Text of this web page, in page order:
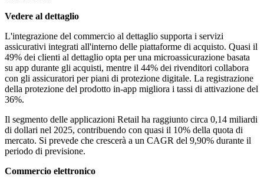
Vedere al dettaglio
L'integrazione del commercio al dettaglio supporta i servizi
assicurativi integrati all'interno delle piattaforme di acquisto. Quasi il
49% dei clienti al dettaglio opta per una microassicurazione basata
su app durante gli acquisti, mentre il 44% dei rivenditori collabora
con gli assicuratori per piani di protezione digitale. La registrazione
della protezione del prodotto in-app migliora i tassi di attivazione del
36%.
Il segmento delle applicazioni Retail ha raggiunto circa 0,14 miliardi
di dollari nel 2025, contribuendo con quasi il 10% della quota di
mercato. Si prevede che crescerà a un CAGR del 9,90% durante il
periodo di previsione.
Commercio elettronico